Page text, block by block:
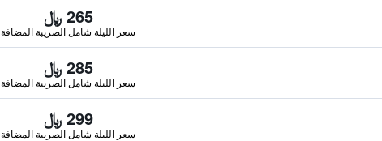
265 ﷼
سعر الليلة شامل الصريبة المضافة
285 ﷼
سعر الليلة شامل الصريبة المضافة
299 ﷼
سعر الليلة شامل الصريبة المضافة